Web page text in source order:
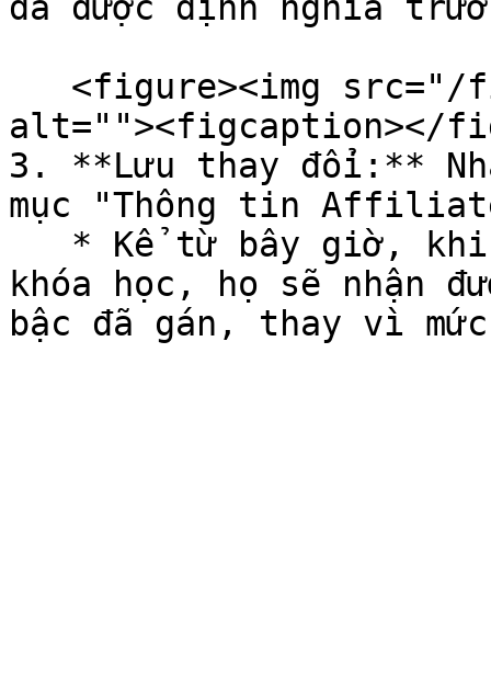
alt=""><figcaption></
3. **Lưu thay đổi:**
mục "Thông tin
khóa học, họ sẽ nhận